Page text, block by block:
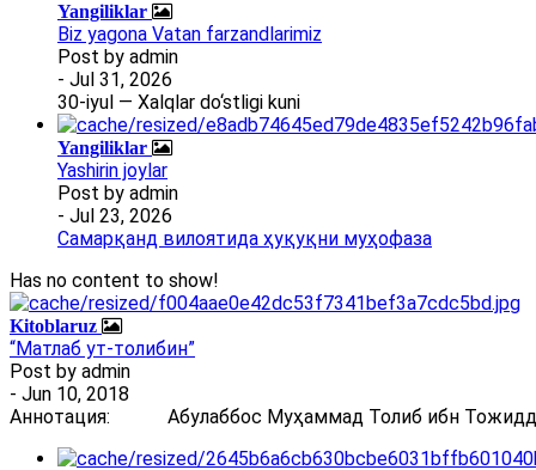
Yangiliklar
Biz yagona Vatan farzandlarimiz
Post by admin
- Jul 31, 2026
30-iyul — Xalqlar do‘stligi kuni
Yangiliklar
Yashirin joylar
Post by admin
- Jul 23, 2026
Самарқанд вилоятида ҳуқуқни муҳофаза
Has no content to show!
Kitoblaruz
“Матлаб ут-толибин”
Post by admin
- Jun 10, 2018
Аннотация: Абулаббос Муҳаммад Толиб ибн